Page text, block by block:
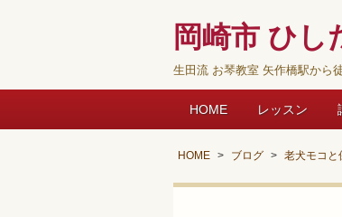
岡崎市 ひし
生田流 お琴教室 矢作橋駅から
HOME レッスン
HOME ブログ 老犬モコと